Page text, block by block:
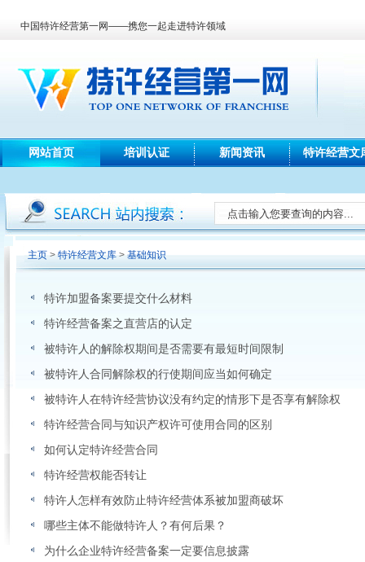
中国特许经营第一网——携您一起走进特许领域
网站首页 培训认证 新闻资讯 特许经营文
主页 > 特许经营文库 > 基础知识
特许加盟备案要提交什么材料
特许经营备案之直营店的认定
被特许人的解除权期间是否需要有最短时间限制
被特许人合同解除权的行使期间应当如何确定
被特许人在特许经营协议没有约定的情形下是否享有解除权
特许经营合同与知识产权许可使用合同的区别
如何认定特许经营合同
特许经营权能否转让
特许人怎样有效防止特许经营体系被加盟商破坏
哪些主体不能做特许人？有何后果？
为什么企业特许经营备案一定要信息披露